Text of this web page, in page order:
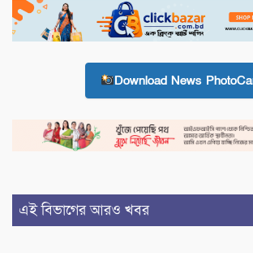
Download News
এই বিভাগের আরও খবর